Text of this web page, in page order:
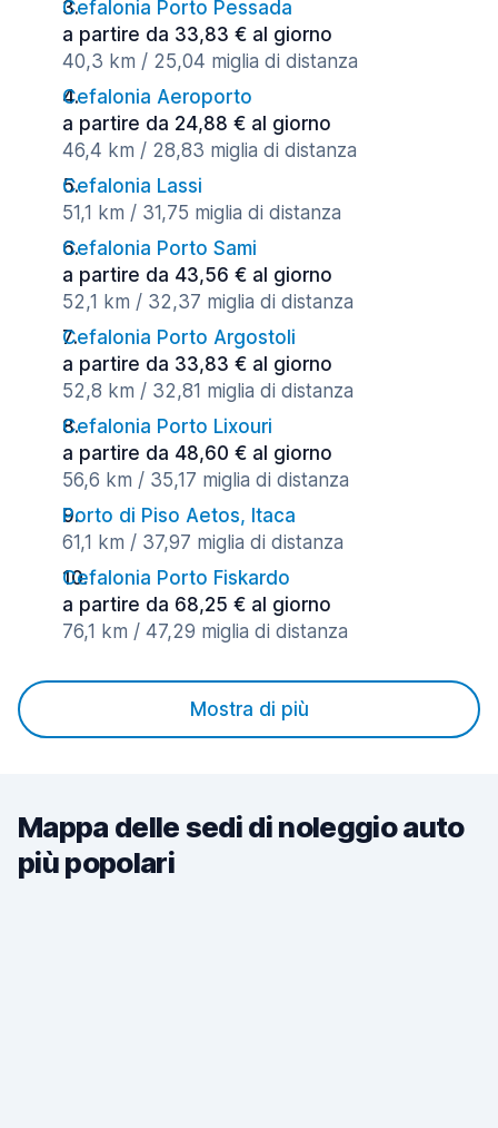
Cefalonia Porto Pessada
a partire da 33,83 € al giorno
40,3 km / 25,04 miglia di distanza
Cefalonia Aeroporto
a partire da 24,88 € al giorno
46,4 km / 28,83 miglia di distanza
Cefalonia Lassi
51,1 km / 31,75 miglia di distanza
Cefalonia Porto Sami
a partire da 43,56 € al giorno
52,1 km / 32,37 miglia di distanza
Cefalonia Porto Argostoli
a partire da 33,83 € al giorno
52,8 km / 32,81 miglia di distanza
Cefalonia Porto Lixouri
a partire da 48,60 € al giorno
56,6 km / 35,17 miglia di distanza
Porto di Piso Aetos, Itaca
61,1 km / 37,97 miglia di distanza
Cefalonia Porto Fiskardo
a partire da 68,25 € al giorno
76,1 km / 47,29 miglia di distanza
Mostra di più
Mappa delle sedi di noleggio auto
più popolari